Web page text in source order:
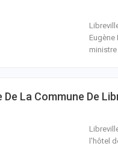
De La Commune De
l'hôtel